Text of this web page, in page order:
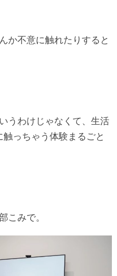
か不意に触れたりすると
うわけじゃなくて、生活
っちゃう体験まるごと
こみで。